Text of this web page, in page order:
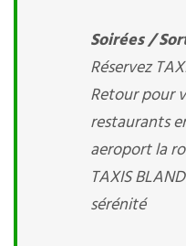
Soirées /
Réservez
Retour pour
restaurants
aeroport la
TAXIS
sérénité